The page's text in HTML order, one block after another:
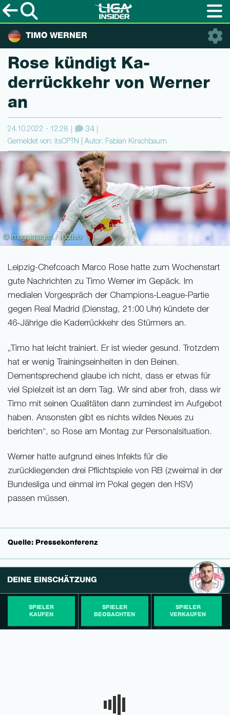
TIMO WERNER
Rose kündigt Ka­
derrückkehr von Werner
an
24.10.2022 - 12:28 34
Gemeldet von: itsCPTN | Autor: Fabian Kirschbaum
© imagoimages / motivio
Leipzig-Chefcoach Marco Rose hatte zum Wochenstart
gute Nachrichten zu Timo Werner im Gepäck. Im
medialen Vorgespräch der Champions-League-Partie
gegen Real Madrid (Dienstag, 21:00 Uhr) kündete der
46-Jährige die Kaderrückkehr des Stürmers an.
„Timo hat leicht trainiert. Er ist wieder gesund. Trotzdem
hat er wenig Trainingseinheiten in den Beinen.
Dementsprechend glaube ich nicht, dass er etwas für
viel Spielzeit ist an dem Tag. Wir sind aber froh, dass wir
Timo mit seinen Qualitäten dann zumindest im Aufgebot
haben. Ansonsten gibt es nichts wildes Neues zu
berichten“, so Rose am Montag zur Personalsituation.
Werner hatte aufgrund eines Infekts für die
zurückliegenden drei Pflichtspiele von RB (zweimal in der
Bundesliga und einmal im Pokal gegen den HSV)
passen müssen.
Quelle: Pressekonferenz
DEINE EINSCHÄTZUNG
SPIELER
KAUFEN
SPIELER
BEOBACHTEN
SPIELER
VERKAUFEN